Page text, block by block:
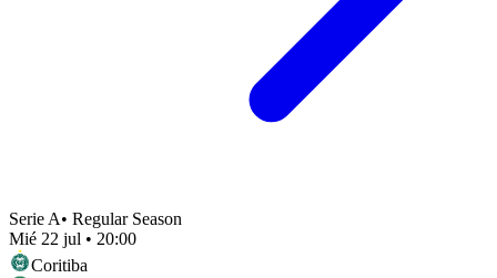
Serie A• Regular Season
Mié 22 jul • 20:00
Coritiba